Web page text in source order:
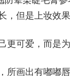
，但是上妆效果
更可爱，而是
所画出有嘟嘟唇